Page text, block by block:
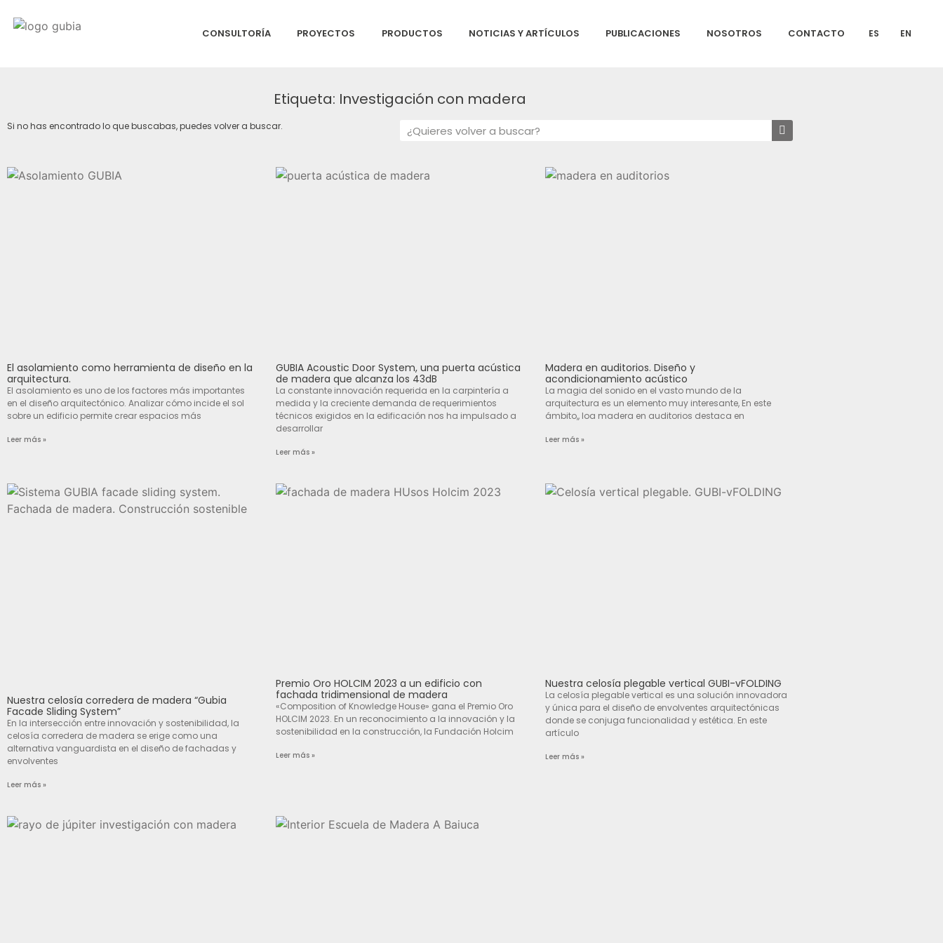
CONSULTORÍA PROYECTOS PRODUCTOS NOTICIAS Y ARTÍCULOS PUBLICACIONES NOSOTROS CONTACTO ES EN
Etiqueta: Investigación con madera
Si no has encontrado lo que buscabas, puedes volver a buscar.
El asolamiento como herramienta de diseño en la
arquitectura.
El asolamiento es uno de los factores más importantes
en el diseño arquitectónico. Analizar cómo incide el sol
sobre un edificio permite crear espacios más
Leer más »
GUBIA Acoustic Door System, una puerta acústica
de madera que alcanza los 43dB
La constante innovación requerida en la carpintería a
medida y la creciente demanda de requerimientos
técnicos exigidos en la edificación nos ha impulsado a
desarrollar
Leer más »
Madera en auditorios. Diseño y
acondicionamiento acústico
La magia del sonido en el vasto mundo de la
arquitectura es un elemento muy interesante, En este
ámbito,, loa madera en auditorios destaca en
Leer más »
Nuestra celosía corredera de madera “Gubia
Facade Sliding System”
En la intersección entre innovación y sostenibilidad, la
celosía corredera de madera se erige como una
alternativa vanguardista en el diseño de fachadas y
envolventes
Leer más »
Premio Oro HOLCIM 2023 a un edificio con
fachada tridimensional de madera
«Composition of Knowledge House» gana el Premio Oro
HOLCIM 2023. En un reconocimiento a la innovación y la
sostenibilidad en la construcción, la Fundación Holcim
Leer más »
Nuestra celosía plegable vertical GUBI-vFOLDING
La celosía plegable vertical es una solución innovadora
y única para el diseño de envolventes arquitectónicas
donde se conjuga funcionalidad y estética. En este
artículo
Leer más »